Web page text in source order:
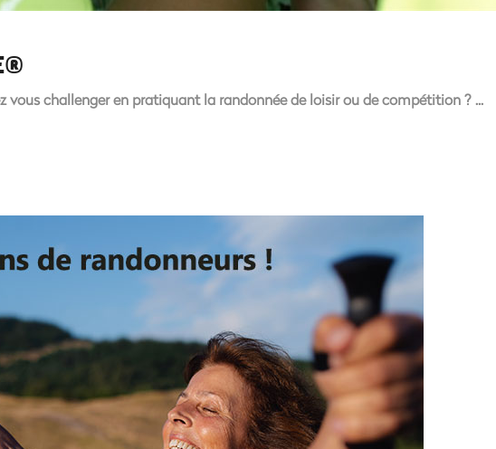
vous challenger en pratiquant la randonnée de loisir ou de compétition ?